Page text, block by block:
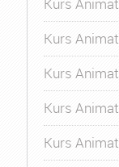
Kurs
Kurs
Kurs
Kurs